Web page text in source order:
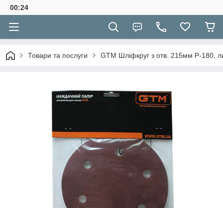
00:24
Товари та послуги GTM Шліфкруг з отв. 215мм Р-180,